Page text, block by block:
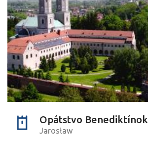
Opátstvo Benediktínok
Jarosław